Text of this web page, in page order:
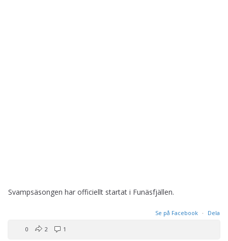
Svampsäsongen har officiellt startat i Funäsfjällen.
Se på Facebook · Dela
0 2 1